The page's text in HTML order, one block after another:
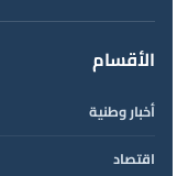
الأقسام
أخبار وطنية
اقتصاد